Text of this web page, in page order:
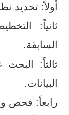
أولاً: تحديد
ثانياً:
السابقة.
ثالثاً:
البيانات.
رابعاً: فحص